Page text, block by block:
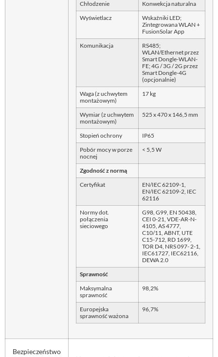
Chłodzenie Konwekcja naturalna
Wyświetlacz
Wskaźniki LED;
Zintegrowana WLAN +
FusionSolar App
Komunikacja
RS485;
WLAN/Ethernet przez
Smart Dongle-WLAN-
FE; 4G / 3G / 2G przez
Smart Dongle-4G
(opcjonalnie)
Waga (z uchwytem
montażowym)
17 kg
Wymiar (z uchwytem
montażowym)
525 x 470 x 146,5 mm
Stopień ochrony IP65
Pobór mocy w porze
nocnej
< 5,5 W
Zgodność z normą
Certyfikat
EN/IEC 62109-1,
EN/IEC 62109-2, IEC
62116
Normy dot.
połączenia
sieciowego
G98, G99, EN 50438,
CEI 0-21, VDE-AR-N-
4105, AS 4777,
C10/11, ABNT, UTE
C15-712, RD 1699,
TOR D4, NRS 097- 2-1,
IEC61727, IEC62116,
DEWA 2.0
Sprawność
Maksymalna
sprawność
98,2%
Europejska
sprawność ważona
96,7%
Bezpieczeństwo